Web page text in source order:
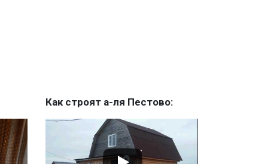
Как строят а-ля Пестово: